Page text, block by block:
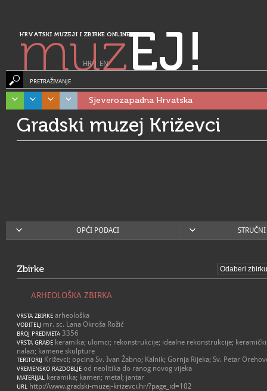
HRVATSKI MUZEJI I ZBIRKE ONLINE
muzEJ!
HR| EN
PRETRAŽIVANJE
Sjeverozapadna Hrvatska
Gradski muzej Križevci
OPĆI PODACI
Zbirke
ARHEOLOŠKA ZBIRKA
VRSTA ZBIRKE arheološka
VODITELJ mr. sc. Lana Okroša Rožić
BROJ PREDMETA 3356
VRSTA GRAĐE keramika; ulomci; rekonstrukcije; idealne rekonstrukcije;
nalazi; kamene skulpture
TERITORIJ Križevci; opcina Sv. Ivan Žabno; Kalnik; Gornja Rijeka; Sv. Petar
VREMENSKO RAZDOBLJE od neolitika do ranog novog vijeka
MATERIJAL keramika; kamen; metal; jantar
URL http://www.gradski-muzej-krizevci.hr/?page_id=102